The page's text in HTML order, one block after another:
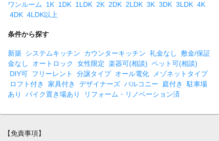
ワンルーム 1K 1DK 1LDK 2K 2DK 2LDK 3K 3DK 3LDK 4K
4DK 4LDK以上
条件から探す
新築 システムキッチン カウンターキッチン 礼金なし
敷金/保証
金なし
オートロック 女性限定 楽器可(相談) ペット可(相談)
DIY可 フリーレント 分譲タイプ オール電化
メゾネットタイプ
ロフト付き
家具付き デザイナーズ バルコニー 庭付き
駐車場
あり
バイク置き場あり リフォーム・リノベーション済
【免責事項】